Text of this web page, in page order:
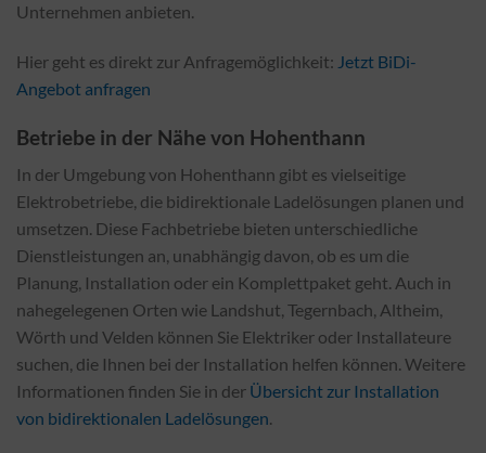
Unternehmen anbieten.
Hier geht es direkt zur Anfragemöglichkeit: Jetzt BiDi-
Angebot anfragen
Betriebe in der Nähe von Hohenthann
In der Umgebung von Hohenthann gibt es vielseitige
Elektrobetriebe, die bidirektionale Ladelösungen planen und
umsetzen. Diese Fachbetriebe bieten unterschiedliche
Dienstleistungen an, unabhängig davon, ob es um die
Planung, Installation oder ein Komplettpaket geht. Auch in
nahegelegenen Orten wie Landshut, Tegernbach, Altheim,
Wörth und Velden können Sie Elektriker oder Installateure
suchen, die Ihnen bei der Installation helfen können. Weitere
Informationen finden Sie in der Übersicht zur Installation
von bidirektionalen Ladelösungen.